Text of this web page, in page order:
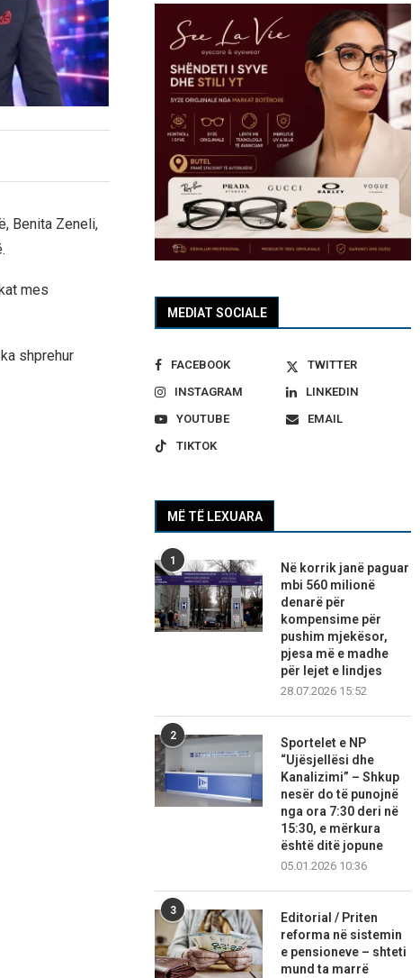
Benita Zeneli,
mes
shprehur
MEDIAT SOCIALE
FACEBOOK
TWITTER
INSTAGRAM
LINKEDIN
YOUTUBE
EMAIL
TIKTOK
MË TË LEXUARA
1
Në korrik janë paguar
mbi 560 milionë
denarë për
kompensime për
pushim mjekësor,
pjesa më e madhe
për lejet e lindjes
28.07.2026 15:52
2
Sportelet e NP
“Ujësjellësi dhe
Kanalizimi” – Shkup
nesër do të punojnë
nga ora 7:30 deri në
15:30, e mërkura
është ditë jopune
05.01.2026 10:36
3
Editorial / Priten
reforma në sistemin
e pensioneve – shteti
mund ta marrë